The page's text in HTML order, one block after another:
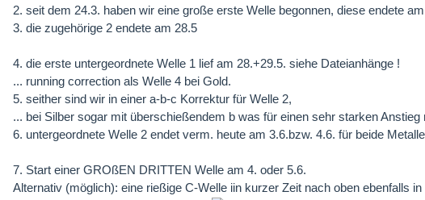
2. seit dem 24.3. haben wir eine große erste Welle begonnen, diese endete
3. die zugehörige 2 endete am 28.5
4. die erste untergeordnete Welle 1 lief am 28.+29.5. siehe Dateianhänge !
... running correction als Welle 4 bei Gold.
5. seither sind wir in einer a-b-c Korrektur für Welle 2,
... bei Silber sogar mit überschießendem b was für einen sehr starken Anstieg
6. untergeordnete Welle 2 endet verm. heute am 3.6.bzw. 4.6. für beide
7. Start einer GROßEN DRITTEN Welle am 4. oder 5.6.
Alternativ (möglich): eine rießige C-Welle iin kurzer Zeit nach oben ebenfalls